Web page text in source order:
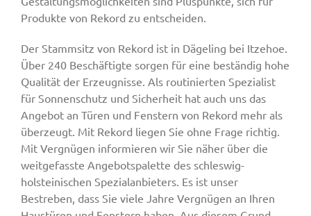
Produkte von Rekord zu entscheiden.
Der Stammsitz von Rekord ist in Dägeling bei Itzehoe.
Über 240 Beschäftigte sorgen für eine beständig hohe
Qualität der Erzeugnisse. Als routinierten Spezialist
für Sonnenschutz und Sicherheit hat auch uns das
Angebot an Türen und Fenstern von Rekord mehr als
überzeugt. Mit Rekord liegen Sie ohne Frage richtig.
Mit Vergnügen informieren wir Sie näher über die
weitgefasste Angebotspalette des schleswig-
holsteinischen Spezialanbieters. Es ist unser
Bestreben, dass Sie viele Jahre Vergnügen an Ihren